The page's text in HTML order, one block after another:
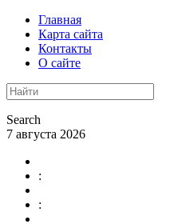
Главная
Карта сайта
Контакты
О сайте
Search
7 августа 2026
:
: